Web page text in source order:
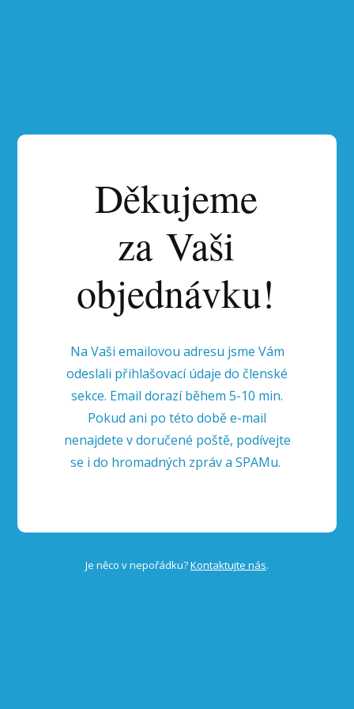
Děkujeme
za Vaši
objednávku!
Na Vaši emailovou adresu jsme Vám
odeslali přihlašovací údaje do členské
sekce. Email dorazí během 5-10 min.
Pokud ani po této době e-mail
nenajdete v doručené poště, podívejte
se i do hromadných zpráv a SPAMu.
Je něco v nepořádku?Kontaktujte nás.